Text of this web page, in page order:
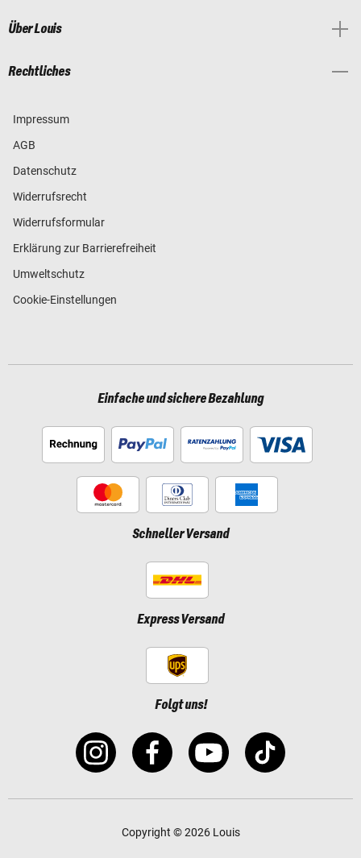
Über Louis
Rechtliches
Impressum
AGB
Datenschutz
Widerrufsrecht
Widerrufsformular
Erklärung zur Barrierefreiheit
Umweltschutz
Cookie-Einstellungen
Einfache und sichere Bezahlung
Schneller Versand
Express Versand
Folgt uns!
Copyright © 2026 Louis